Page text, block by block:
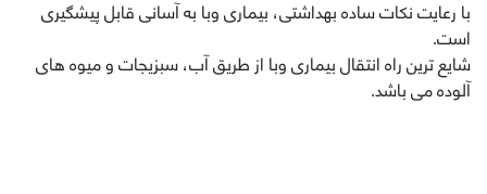
با رعایت نکات ساده بهداشتی، بیماری وبا به آسانی قابل پيشگيری
است.
شایع ترین راه انتقال بیماری وبا از طریق آب، سبزيجات و میوه های
آلوده می باشد.